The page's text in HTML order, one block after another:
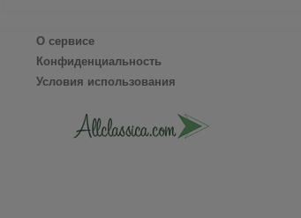
О сервисе
Конфиденциальность
Условия использования